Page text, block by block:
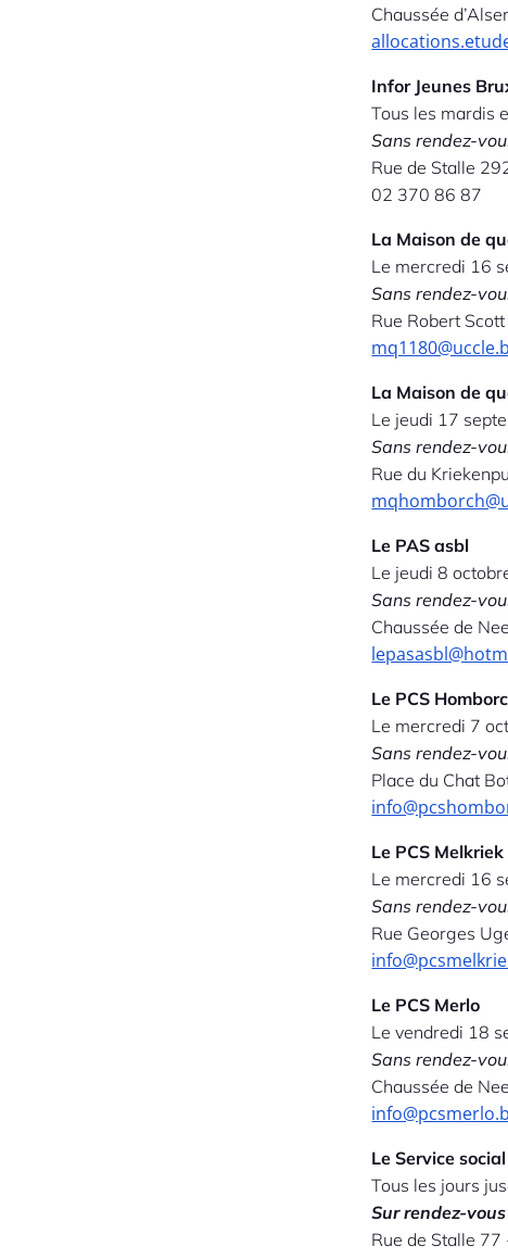
Chaussée
Infor Jeunes
Tous les mardis
Sans rendez-
Rue de Stalle
02 370 86 87
La Maison de
Le mercredi 16
Sans rendez-
Rue Robert
La Maison de
Le jeudi 17
Sans rendez-
Rue du
Le PAS asbl
Le jeudi 8
Sans rendez-
Chaussée de
Le PCS
Le mercredi 7
Sans rendez-
Place du Chat
Le PCS Melkriek
Le mercredi 16
Sans rendez-
Rue Georges
Le PCS Merlo
Le vendredi 18
Sans rendez-
Chaussée de
Le Service
Tous les jours
Sur rendez-vous
Rue de Stalle